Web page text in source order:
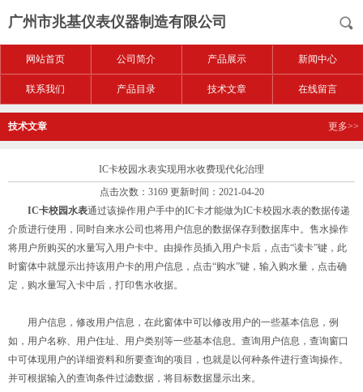
广州市兆基仪表仪器制造有限公司
网站首页 公司简介 产品展示 新闻中心
联系我们 产品目录 技术文章 在线留言
技术文章 更多>>
IC卡校园水表实现用水收费现代化治理
点击次数：3169 更新时间：2021-04-20
IC卡校园水表通过该操作用户手中的IC卡才能做为IC卡校园水表的数据传递
介质进行使用，同时自来水公司也将用户信息的数据保存到数据库中。售水操作
将用户所购买的水量写入用户卡中。由操作员插入用户卡后，点击“读卡”键，此
时窗体中就显示出持该用户卡的用户信息，点击“购水”键，输入购水量，点击确
定，购水量写入卡中后，打印售水收据。
用户信息，修改用户信息，在此窗体中可以修改用户的一些基本信息，例
如，用户名称、用户住址、用户类别等一些基本信息。查询用户信息，查询窗口
中可体现用户的详细资料和所要查询的项目，也就是以何种条件进行查询操作。
并可根据输入的查询条件过滤数据，将目标数据显示出来。